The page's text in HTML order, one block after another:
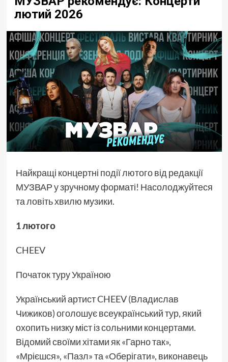
лютий 2026
Найкращі концертні події лютого від редакції
МУЗВАР у зручному форматі! Насолоджуйтеся
та ловіть хвилю музики.
1 лютого
CHEEV
Початок туру Україною
Український артист CHEEV (Владислав
Чижиков) оголошує всеукраїнський тур, який
охопить низку міст із сольними концертами.
Відомий своїми хітами як «Гарно так»,
«Мрієшся», «Пазл» та «Оберігати», виконавець